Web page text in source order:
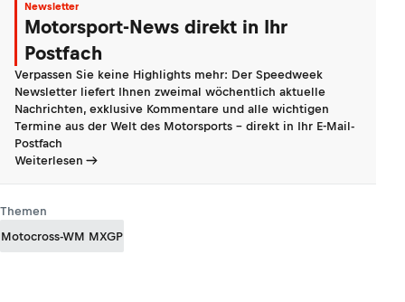
Newsletter
Motorsport-News direkt in Ihr
Postfach
Verpassen Sie keine Highlights mehr: Der Speedweek
Newsletter liefert Ihnen zweimal wöchentlich aktuelle
Nachrichten, exklusive Kommentare und alle wichtigen
Termine aus der Welt des Motorsports - direkt in Ihr E-Mail-
Postfach
Weiterlesen
Themen
Motocross-WM MXGP